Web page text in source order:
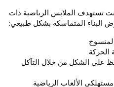
تستهدف الملابس الرياضية ذات
المتماسكة بشكل طبيعي:
الشكل من خلال التآكل
الألعاب الرياضية